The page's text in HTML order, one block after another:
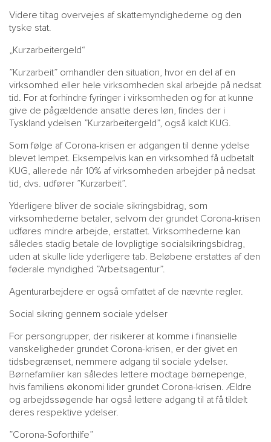
Videre tiltag overvejes af skattemyndighederne og den
tyske stat.
„Kurzarbeitergeld“
”Kurzarbeit” omhandler den situation, hvor en del af en
virksomhed eller hele virksomheden skal arbejde på nedsat
tid. For at forhindre fyringer i virksomheden og for at kunne
give de pågældende ansatte deres løn, findes der i
Tyskland ydelsen ”Kurzarbeitergeld”, også kaldt KUG.
Som følge af Corona-krisen er adgangen til denne ydelse
blevet lempet. Eksempelvis kan en virksomhed få udbetalt
KUG, allerede når 10% af virksomheden arbejder på nedsat
tid, dvs. udfører ”Kurzarbeit”.
Yderligere bliver de sociale sikringsbidrag, som
virksomhederne betaler, selvom der grundet Corona-krisen
udføres mindre arbejde, erstattet. Virksomhederne kan
således stadig betale de lovpligtige socialsikringsbidrag,
uden at skulle lide yderligere tab. Beløbene erstattes af den
føderale myndighed ”Arbeitsagentur”.
Agenturarbejdere er også omfattet af de nævnte regler.
Social sikring gennem sociale ydelser
For persongrupper, der risikerer at komme i finansielle
vanskeligheder grundet Corona-krisen, er der givet en
tidsbegrænset, nemmere adgang til sociale ydelser.
Børnefamilier kan således lettere modtage børnepenge,
hvis familiens økonomi lider grundet Corona-krisen. Ældre
og arbejdssøgende har også lettere adgang til at få tildelt
deres respektive ydelser.
”Corona-Soforthilfe”